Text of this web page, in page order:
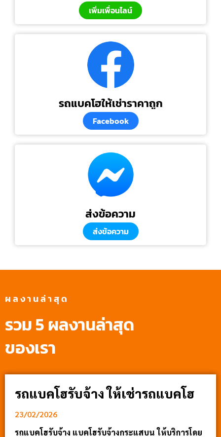
เพิ่มเพื่อนไลน์
รถแบคโฮให้เช่าราคาถูก
Facebook
ส่งข้อความ
ส่งข้อความ
ผลงานล่าสุด
รวม 5 ผลงานล่าสุด
ของเรา
รถแบคโฮรับจ้าง ให้เช่ารถแบคโฮ
23/02/2026
รถแบคโฮรับจ้าง แบคโฮรับจ้างกระแสบน ให้บริการโดย